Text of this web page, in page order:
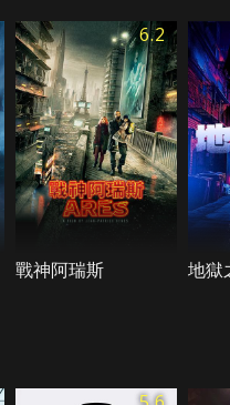
6.2
戰神阿瑞斯 地獄